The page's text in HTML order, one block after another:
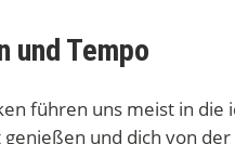
und Tempo
führen uns meist in die
und dich von